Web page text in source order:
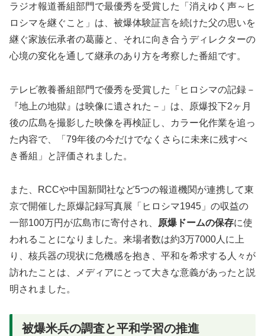
ラジオ報道番組部門で最優秀を受賞した「消えゆく声～ヒ
ロシマを継ぐこと」は、被爆体験証言を続けた父の思いを
継ぐ家族伝承者の葛藤と、それに向き合うディレクターの
心境の変化を通して継承のあり方を考察した番組です。
テレビ教養番組部門で優秀を受賞した「ヒロシマの記録－
『地上の地獄』は映像に遺された－」は、原爆投下2ヶ月
後の広島を撮影した映像を再検証し、カラー化作業を追っ
た内容で、「79年後の今だけでなくさらに未来に残すべ
き番組」と評価されました。
また、RCCや中国新聞社など5つの報道機関が連携して東
京で開催した原爆記録写真展「ヒロシマ1945」の収益の
一部100万円が広島市に寄付され、
原爆ドームの保存に使
われることになりました。来場者数は約3万7000人に上
り、核兵器の現状に危機感を抱き、平和を希求する人々が
訪れたことは、メディアにとって大きな意義があったと説
明されました。
被爆米兵の調査と平和学習の推進